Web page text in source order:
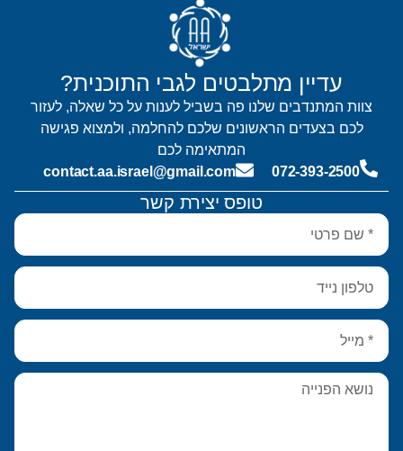
טופס יצירת קשר
עדיין מתלבטים לגבי התוכנית?
צוות המתנדבים שלנו פה בשביל לענות על כל שאלה, לעזור
לכם בצעדים הראשונים שלכם להחלמה, ולמצוא פגישה
המתאימה לכם
072-393-2500
contact.aa.israel@gmail.com